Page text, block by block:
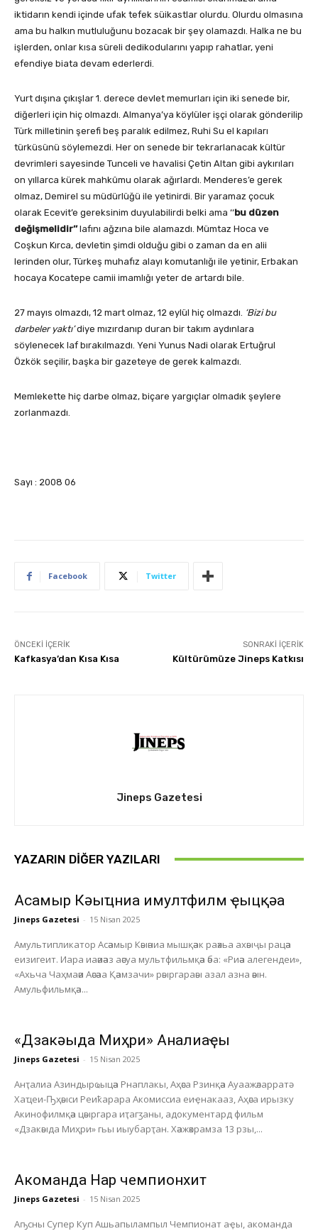
iktidarın kendi içinde ufak tefek süikastlar olurdu. Olurdu olmasına
ama bu halkın mutluluğunu bozacak bir şey olamazdı. Halka ne bu
işlerden, onlar kısa süreli dedikodularını yapıp rahatlar, yeni
efendiye biata devam ederlerdi.
Yurt dışına çıkışlar 1. derece devlet memurları için iki senede bir,
diğerleri için hiç olmazdı. Almanya’ya köylüler işçi olarak gönderilip
Türk milletinin şerefi beş paralık edilmez, Ruhi Su el kapıları
türküsünü söylemezdi. Her on senede bir tekrarlanacak kültür
devrimleri sayesinde Tunceli ve havalisi Çetin Altan gibi aykırıları
on yıllarca kürek mahkûmu olarak ağırlardı. Menderes’e gerek
olmaz, Demirel su müdürlüğü ile yetinirdi. Bir yaramaz çocuk
olarak Ecevit’e gereksinim duyulabilirdi belki ama ‘‘bu düzen
değişmelidir’’lafını ağzına bile alamazdı. Mümtaz Hoca ve
Coşkun Kırca, devletin şimdi olduğu gibi o zaman da en alii
lerinden olur, Türkeş muhafız alayı komutanlığı ile yetinir, Erbakan
hocaya Kocatepe camii imamlığı yeter de artardı bile.
27 mayıs olmazdı, 12 mart olmaz, 12 eylül hiç olmazdı. ‘Bizi bu
darbeler yaktı’diye mızırdanıp duran bir takım aydınlara
söylenecek laf bırakılmazdı. Yeni Yunus Nadi olarak Ertuğrul
Özkök seçilir, başka bir gazeteye de gerek kalmazdı.
Memlekette hiç darbe olmaz, biçare yargıçlar olmadık şeylere
zorlanmazdı.
Sayı : 2008 06
Facebook Twitter
ÖNCEKI İÇERIK
Kafkasya’dan Kısa Kısa
SONRAKI İÇERIK
Kültürümüze Jineps Katkısı
Jineps Gazetesi
YAZARIN DIĞER YAZILARI
Асҭамыр Кәыҵниа имултфилм ҿыцқәа
Jineps Gazetesi - 15 Nisan 2025
Амультипликатор Асәамыр Кәыәниа мышқәак раәхьа ахәыҷы рацәа
еизигеит. Иара иаәиәаз аәсуа мультфильмқәа әба: «Риәа алегендеи»,
«Ахьча Чаҳмаәи Аәсәаа Қәамзачи» рәыргараәы азал азна әәын.
Амульфильмқәа...
«Дзакәыда Миҳри» Анҭалиаҿы
Jineps Gazetesi - 15 Nisan 2025
Анҭалиа Азиндырҩыцәа Рнаплакы, Аҳәса Рзинқәа Ауаажәларратә
Хаҵеи-Ҧҳәыси Реиҟарара Акомиссиа еиҿнакааз, Аҳәса ирызку
Акинофилмқәа цәыргара иҭагӡаны, адокументард фильм
«Дзакәыда Миҳри» гьы иыубарҭан. Хәажәкрамза 13 рзы,...
Акоманда Нарҭ чемпионхит
Jineps Gazetesi - 15 Nisan 2025
Аҧсны Супер Куп Ашьапылампыл Чемпионат аҿы, акоманда